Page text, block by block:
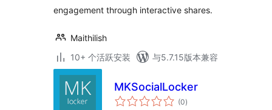
engagement through interactive shares.
Maithilish
10+ 个活跃安装
与5.7.15版本兼容
MKSocialLocker
(0总
评)